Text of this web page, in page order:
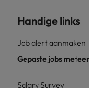
Handige links
Job alert aanmaken
Gepaste jobs
Salary Survey